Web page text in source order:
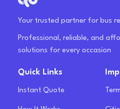
Your trusted partner for bus
Professional, reliable, and
solutions for every occasion
Quick Links
Instant Quote